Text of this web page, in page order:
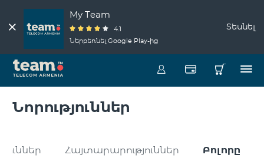
My Team
4.1
Ներբեռնել Google Play-ից
Տեսնել
Նորություններ
Հայտարարություններ Բոլորը